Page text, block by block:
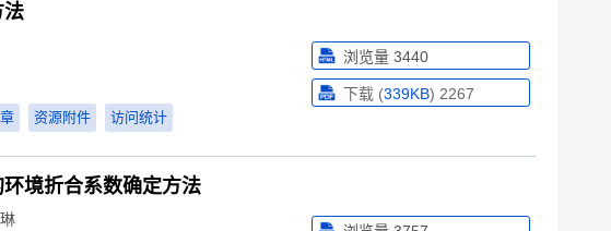
法
资源附件 访问统计
浏览量 3440
下载 (339KB) 2267
境折合系数确定方法